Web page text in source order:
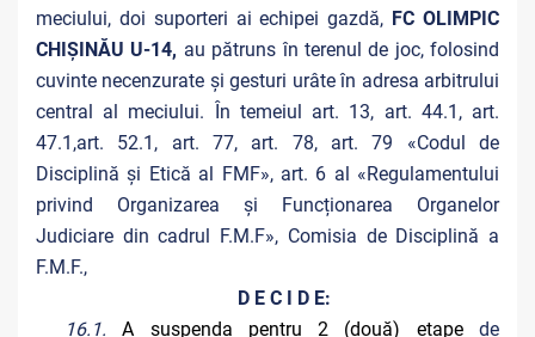
meciului, doi suporteri ai echipei gazdă, FC OLIMPIC
CHIȘINĂU U-14, au pătruns în terenul de joc, folosind
cuvinte necenzurate și gesturi urâte în adresa arbitrului
central al meciului. În temeiul art. 13, art. 44.1, art.
47.1,art. 52.1, art. 77, art. 78, art. 79 «Codul de
Disciplină și Etică al FMF», art. 6 al «Regulamentului
privind Organizarea și Funcționarea Organelor
Judiciare din cadrul F.M.F», Comisia de Disciplină a
F.M.F.,
D E C I D E:
16.1.A suspenda pentru 2 (două) etapede